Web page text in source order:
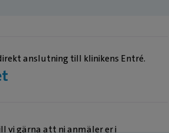
anslutning till klinikens Entré.
vi gärna att ni anmäler er i